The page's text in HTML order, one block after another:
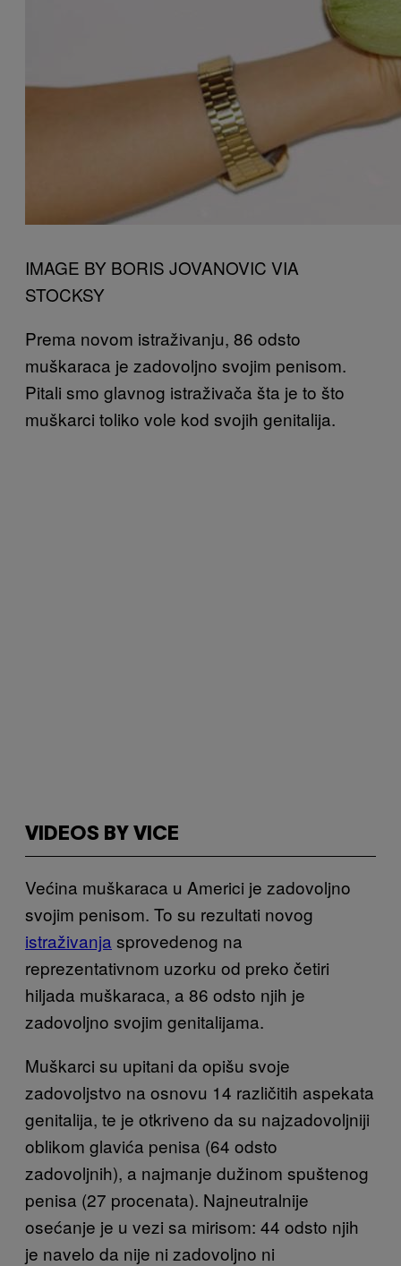
IMAGE BY BORIS JOVANOVIC VIA
STOCKSY
Prema novom istraživanju, 86 odsto
muškaraca je zadovoljno svojim penisom.
Pitali smo glavnog istraživača šta je to što
muškarci toliko vole kod svojih genitalija.
VIDEOS BY VICE
Većina muškaraca u Americi je zadovoljno
svojim penisom. To su rezultati novog
istraživanja sprovedenog na
reprezentativnom uzorku od preko četiri
hiljada muškaraca, a 86 odsto njih je
zadovoljno svojim genitalijama.
Muškarci su upitani da opišu svoje
zadovoljstvo na osnovu 14 različitih aspekata
genitalija, te je otkriveno da su najzadovoljniji
oblikom glavića penisa (64 odsto
zadovoljnih), a najmanje dužinom spuštenog
penisa (27 procenata). Najneutralnije
osećanje je u vezi sa mirisom: 44 odsto njih
je navelo da nije ni zadovoljno ni